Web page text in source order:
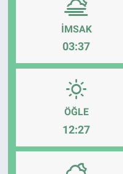
İMSAK
03:37
ÖĞLE
12:27